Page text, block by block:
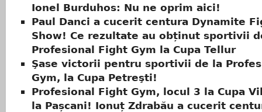
Ionel Burduhos: Nu ne oprim aici!
Paul Danci a cucerit centura Dynamite
Show! Ce rezultate au obținut sportivii
Profesional Fight Gym la Cupa Tellur
Şase victorii pentru sportivii de la
Gym, la Cupa Petreşti!
Profesional Fight Gym, locul 3 la Cupa
la Pașcani! Ionuț Zdrabău a cucerit